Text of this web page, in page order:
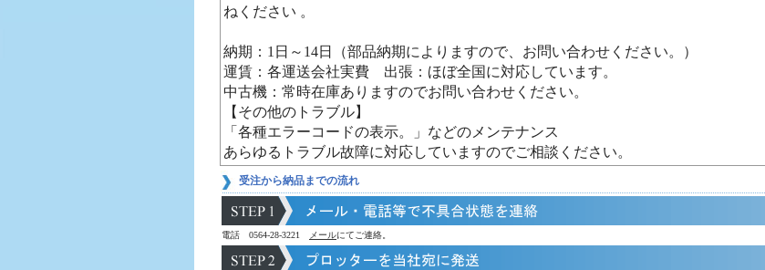
ねください 。
納期：1日～14日（部品納期によりますので、お問い合わせください。）
運賃：各運送会社実費 出張：ほぼ全国に対応しています。
中古機：常時在庫ありますのでお問い合わせください。
【その他のトラブル】
「各種エラーコードの表示。」などのメンテナンス
あらゆるトラブル故障に対応していますのでご相談ください。
受注から納品までの流れ
電話 0564-28-3221 メールにてご連絡。